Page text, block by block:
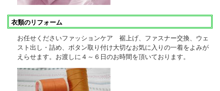
衣類のリフォーム
お任せくださいファッションケア 裾上げ、ファスナー交換、ウェ
スト出し・詰め、ボタン取り付け大切なお気に入りの一着をよみが
えらせます。お渡しに４～６日のお時間を頂いております。